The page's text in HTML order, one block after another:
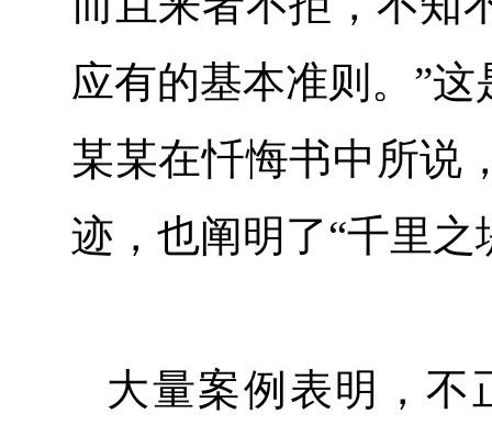
应有的基本准则。”
某某在忏悔书中所说
迹，也阐明了“千里
大量案例表明，不